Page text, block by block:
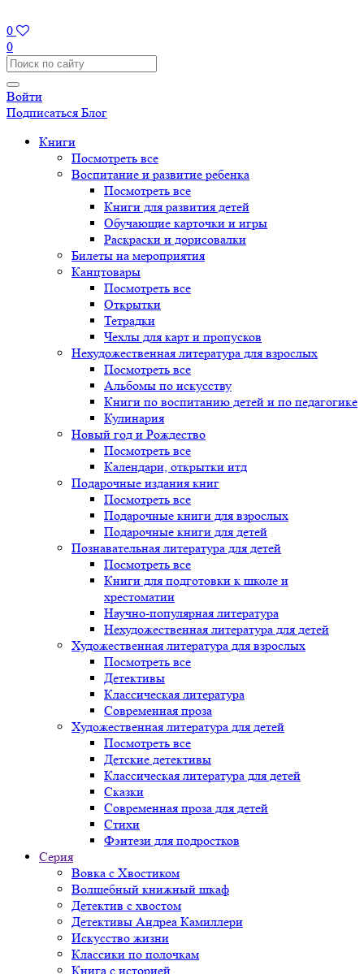
0
0
Войти
Подписаться Блог
Книги
Посмотреть все
Воспитание и развитие ребенка
Посмотреть все
Книги для развития детей
Обучающие карточки и игры
Раскраски и дорисовалки
Билеты на мероприятия
Канцтовары
Посмотреть все
Открытки
Тетрадки
Чехлы для карт и пропусков
Нехудожественная литература для взрослых
Посмотреть все
Альбомы по искусству
Книги по воспитанию детей и по педагогике
Кулинария
Новый год и Рождество
Посмотреть все
Календари, открытки итд
Подарочные издания книг
Посмотреть все
Подарочные книги для взрослых
Подарочные книги для детей
Познавательная литература для детей
Посмотреть все
Книги для подготовки к школе и
хрестоматии
Научно-популярная литература
Нехудожественная литература для детей
Художественная литература для взрослых
Посмотреть все
Детективы
Классическая литература
Современная проза
Художественная литература для детей
Посмотреть все
Детские детективы
Классическая литература для детей
Сказки
Современная проза для детей
Стихи
Фэнтези для подростков
Серия
Вовка с Хвостиком
Волшебный книжный шкаф
Детектив с хвостом
Детективы Андреа Камиллери
Искусство жизни
Классики по полочкам
Книга с историей